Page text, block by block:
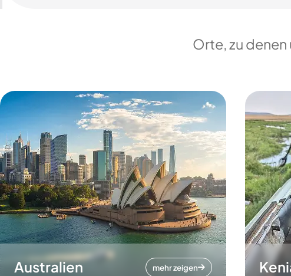
Orte, zu denen
Australien mehr zeigen